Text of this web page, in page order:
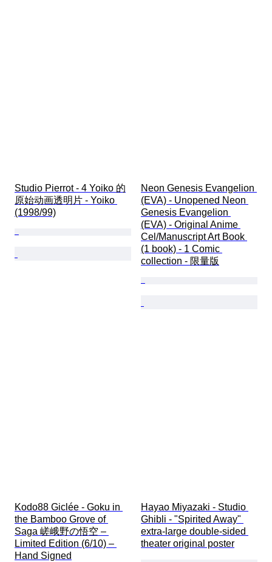
Studio Pierrot - 4 Yoiko 的
原始动画透明片 - Yoiko
(1998/99)
Neon Genesis Evangelion
(EVA) - Unopened Neon
Genesis Evangelion
(EVA) - Original Anime
Cel/Manuscript Art Book
(1 book) - 1 Comic
collection - 限量版
Kodo88 Giclée - Goku in
the Bamboo Grove of
Saga 嵯峨野の悟空 –
Limited Edition (6/10) –
Hand Signed
Hayao Miyazaki - Studio
Ghibli - "Spirited Away"
extra-large double-sided
theater original poster